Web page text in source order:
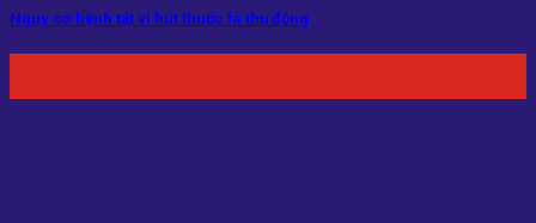
Nguy cơ bệnh tật vì hút thuốc lá thụ động